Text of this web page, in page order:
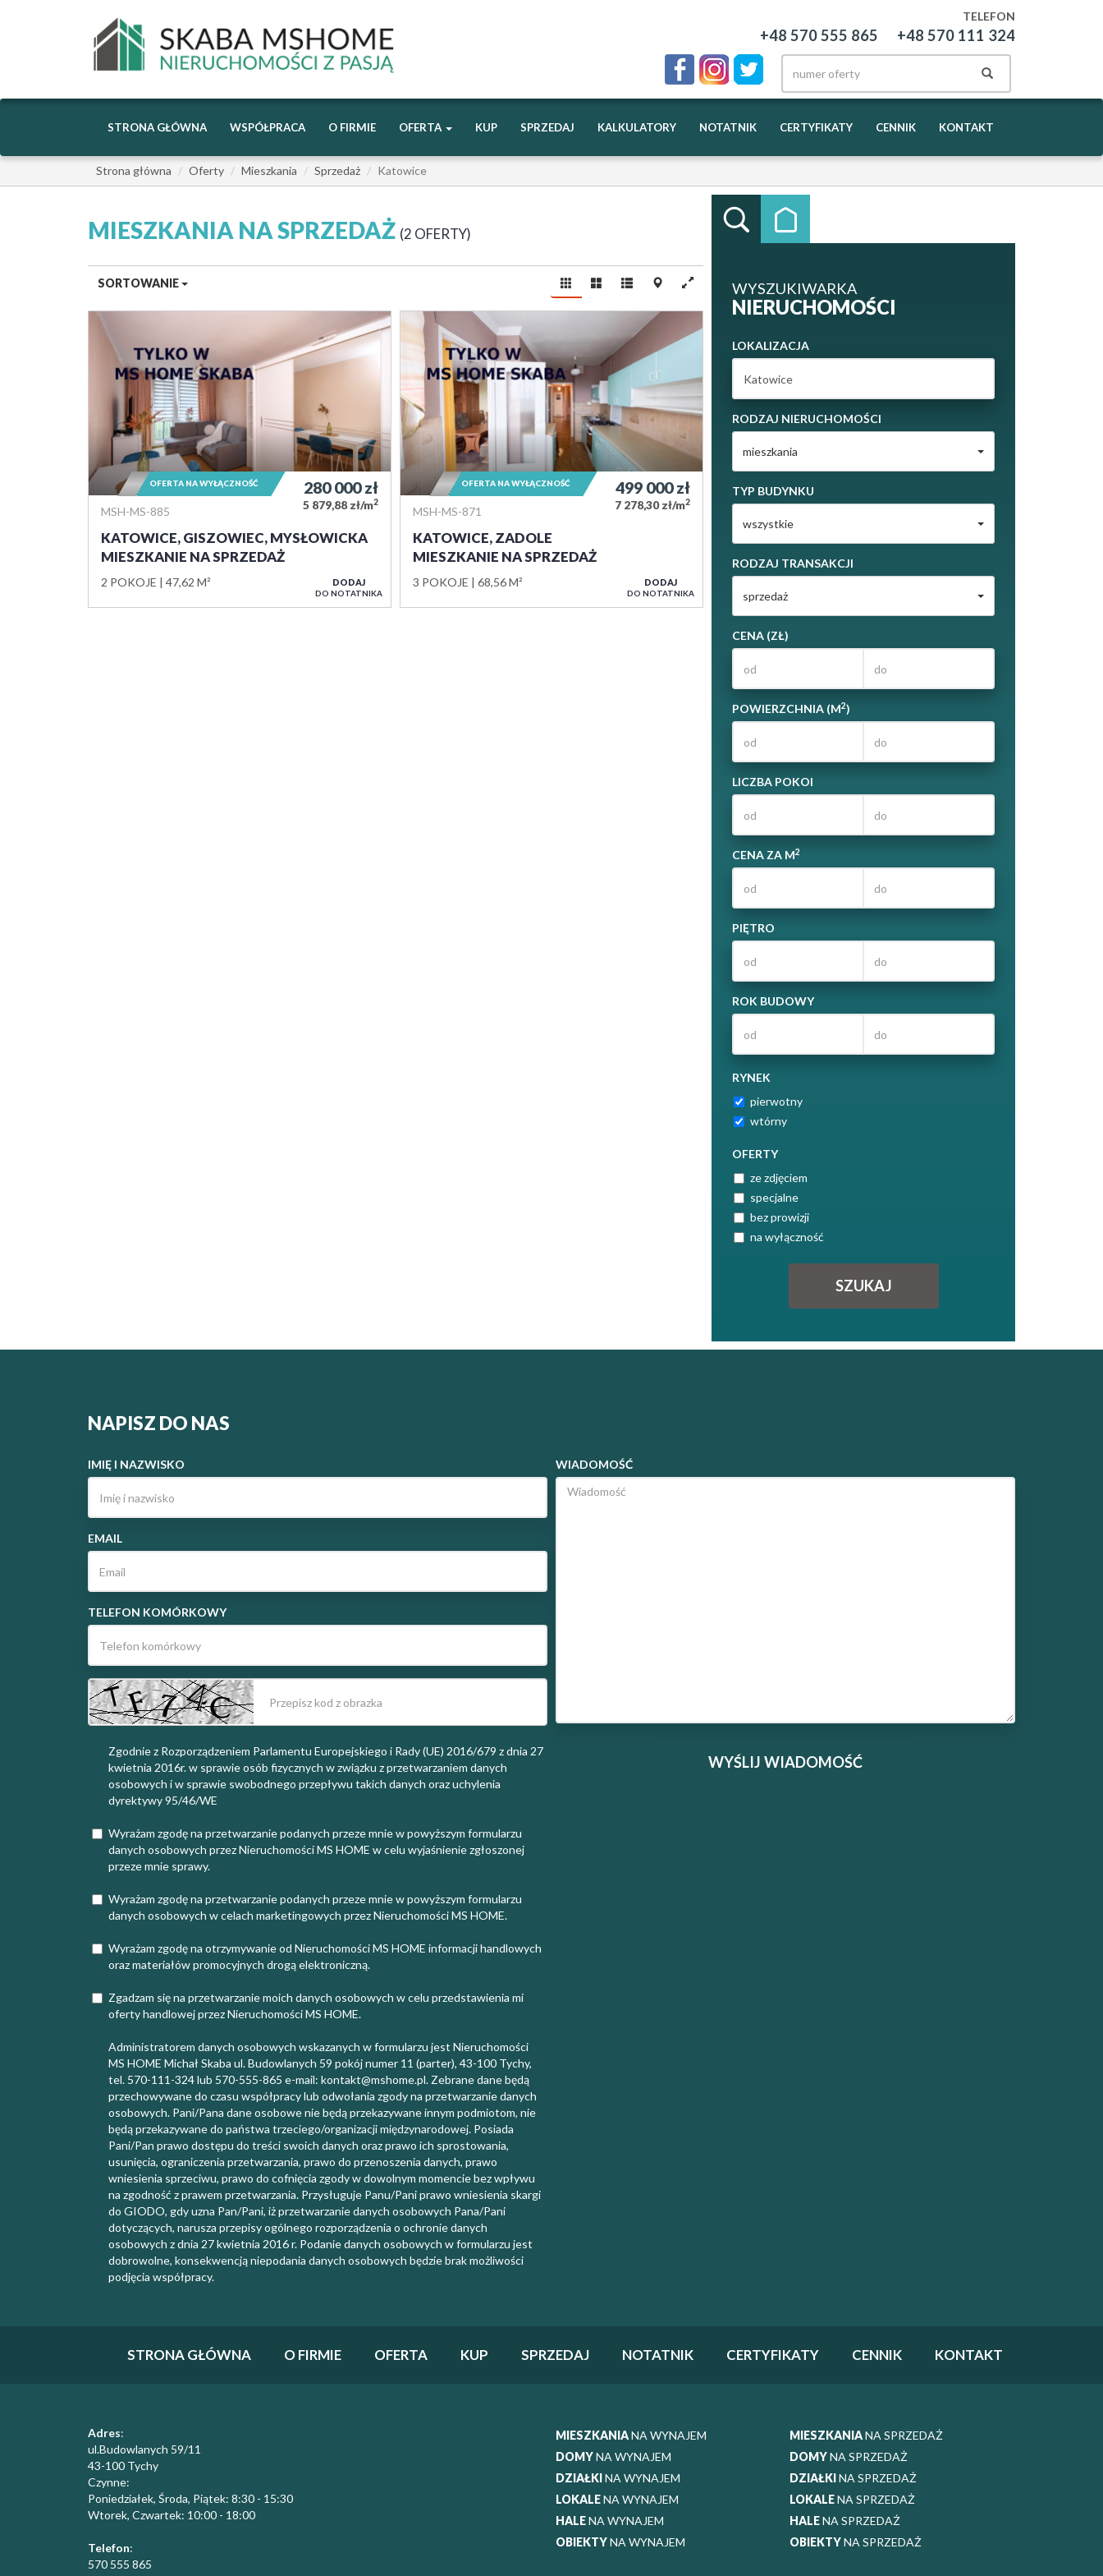
TELEFON
+48 570 555 865 +48 570 111 324
STRONA GŁÓWNA WSPÓŁPRACA O FIRMIE OFERTA KUP SPRZEDAJ KALKULATORY NOTATNIK CERTYFIKATY CENNIK KONTAKT
Strona główna Oferty Mieszkania Sprzedaż Katowice
WYSZUKIWARKA
NIERUCHOMOŚCI
LOKALIZACJA
RODZAJ NIERUCHOMOŚCI
mieszkania
TYP BUDYNKU
wszystkie
RODZAJ TRANSAKCJI
sprzedaż
CENA (ZŁ)
POWIERZCHNIA (M2)
LICZBA POKOI
CENA ZA M2
PIĘTRO
ROK BUDOWY
RYNEK
pierwotny
wtórny
OFERTY
ze zdjęciem
specjalne
bez prowizji
na wyłączność
MIESZKANIA NA SPRZEDAŻ 2 OFERTY
SORTOWANIE
MSH-MS-885
KATOWICE, GISZOWIEC, MYSŁOWICKA
MIESZKANIE NA SPRZEDAŻ
2 POKOJE 47,62 M²
280 000zł
5 879,88 zł/m2
OFERTA NA WYŁĄCZNOŚĆ
DODAJ
DO NOTATNIKA
MSH-MS-871
KATOWICE, ZADOLE
MIESZKANIE NA SPRZEDAŻ
3 POKOJE 68,56 M²
499 000zł
7 278,30 zł/m2
OFERTA NA WYŁĄCZNOŚĆ
DODAJ
DO NOTATNIKA
NAPISZ DO NAS
IMIĘ I NAZWISKO
EMAIL
TELEFON KOMÓRKOWY
Zgodnie z Rozporządzeniem Parlamentu Europejskiego i Rady (UE) 2016/679 z dnia 27
kwietnia 2016r. w sprawie osób fizycznych w związku z przetwarzaniem danych
osobowych i w sprawie swobodnego przepływu takich danych oraz uchylenia
dyrektywy 95/46/WE
Wyrażam zgodę na przetwarzanie podanych przeze mnie w powyższym formularzu
danych osobowych przez Nieruchomości MS HOME w celu wyjaśnienie zgłoszonej
przeze mnie sprawy.
Wyrażam zgodę na przetwarzanie podanych przeze mnie w powyższym formularzu
danych osobowych w celach marketingowych przez Nieruchomości MS HOME.
Wyrażam zgodę na otrzymywanie od Nieruchomości MS HOME informacji handlowych
oraz materiałów promocyjnych drogą elektroniczną.
Zgadzam się na przetwarzanie moich danych osobowych w celu przedstawienia mi
oferty handlowej przez Nieruchomości MS HOME.
Administratorem danych osobowych wskazanych w formularzu jest Nieruchomości
MS HOME Michał Skaba ul. Budowlanych 59 pokój numer 11 (parter), 43-100 Tychy,
tel. 570-111-324 lub 570-555-865 e-mail: kontakt@mshome.pl. Zebrane dane będą
przechowywane do czasu współpracy lub odwołania zgody na przetwarzanie danych
osobowych. Pani/Pana dane osobowe nie będą przekazywane innym podmiotom, nie
będą przekazywane do państwa trzeciego/organizacji międzynarodowej. Posiada
Pani/Pan prawo dostępu do treści swoich danych oraz prawo ich sprostowania,
usunięcia, ograniczenia przetwarzania, prawo do przenoszenia danych, prawo
wniesienia sprzeciwu, prawo do cofnięcia zgody w dowolnym momencie bez wpływu
na zgodność z prawem przetwarzania. Przysługuje Panu/Pani prawo wniesienia skargi
do GIODO, gdy uzna Pan/Pani, iż przetwarzanie danych osobowych Pana/Pani
dotyczących, narusza przepisy ogólnego rozporządzenia o ochronie danych
osobowych z dnia 27 kwietnia 2016 r. Podanie danych osobowych w formularzu jest
dobrowolne, konsekwencją niepodania danych osobowych będzie brak możliwości
podjęcia współpracy.
WIADOMOŚĆ
STRONA GŁÓWNA O FIRMIE OFERTA KUP SPRZEDAJ NOTATNIK CERTYFIKATY CENNIK KONTAKT
Adres:
ul.Budowlanych 59/11
43-100 Tychy
Czynne:
Poniedziałek, Środa, Piątek: 8:30 - 15:30
​Wtorek, Czwartek: 10:00 - 18:00
Telefon:
570 555 865
MIESZKANIANA WYNAJEM
DOMYNA WYNAJEM
DZIAŁKINA WYNAJEM
LOKALENA WYNAJEM
HALENA WYNAJEM
OBIEKTYNA WYNAJEM
MIESZKANIANA SPRZEDAŻ
DOMYNA SPRZEDAŻ
DZIAŁKINA SPRZEDAŻ
LOKALENA SPRZEDAŻ
HALENA SPRZEDAŻ
OBIEKTYNA SPRZEDAŻ